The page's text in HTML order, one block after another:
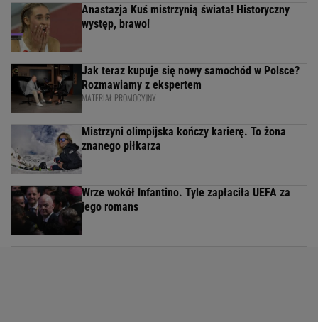
Anastazja Kuś mistrzynią świata! Historyczny
występ, brawo!
Jak teraz kupuje się nowy samochód w Polsce?
Rozmawiamy z ekspertem
MATERIAŁ PROMOCYJNY
Mistrzyni olimpijska kończy karierę. To żona
znanego piłkarza
Wrze wokół Infantino. Tyle zapłaciła UEFA za
jego romans